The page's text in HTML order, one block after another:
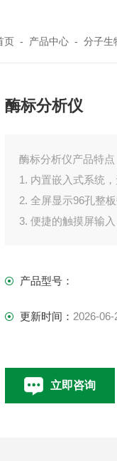
页 - 产品中心 - 分子生
酶标分析仪
酶标分析仪产品特点
1. 内置嵌入式系统
2. 全屏显示96孔整
3. 便捷的触摸屏输
产品型号：
更新时间： 2026-06-
立即咨询